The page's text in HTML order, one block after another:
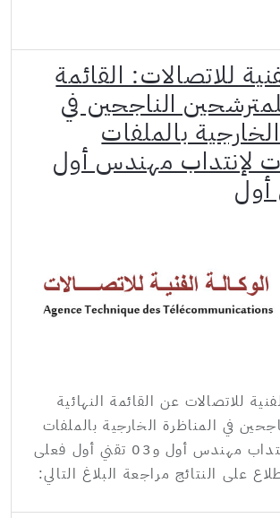
للاتصالات: القائمة
الناجحين في
بالملفات
لإنتداب مهندس أول
للاتصالات عن القائمة النهائية
في المناظرة الخارجية بالملفات
والاختبارات لانتداب مهندس أول و03 تقني أول فعلى
على النتائج مراجعة البلاغ التالي: